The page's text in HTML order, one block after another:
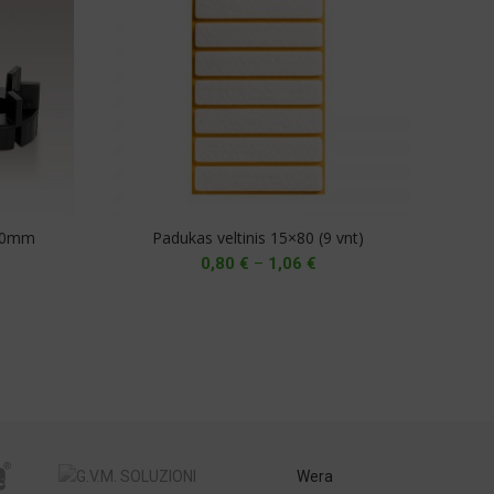
Padukas veltinis 15×80 (9 vnt)
0,80 € – 1,06 €Price
Wera